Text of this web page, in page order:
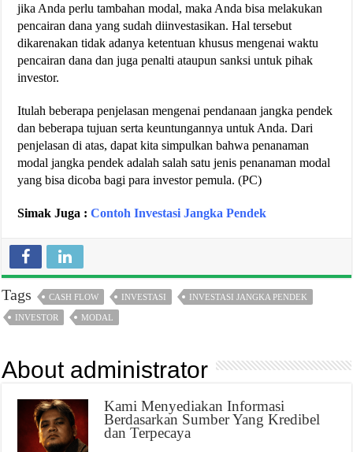
jika Anda perlu tambahan modal, maka Anda bisa melakukan
pencairan dana yang sudah diinvestasikan. Hal tersebut
dikarenakan tidak adanya ketentuan khusus mengenai waktu
pencairan dana dan juga penalti ataupun sanksi untuk pihak
investor.
Itulah beberapa penjelasan mengenai pendanaan jangka pendek
dan beberapa tujuan serta keuntungannya untuk Anda. Dari
penjelasan di atas, dapat kita simpulkan bahwa penanaman
modal jangka pendek adalah salah satu jenis penanaman modal
yang bisa dicoba bagi para investor pemula. (PC)
Simak Juga :Contoh Investasi Jangka Pendek
Tags CASH FLOW INVESTASI INVESTASI JANGKA PENDEK
INVESTOR MODAL
About administrator
Kami Menyediakan Informasi
Berdasarkan Sumber Yang Kredibel
dan Terpecaya